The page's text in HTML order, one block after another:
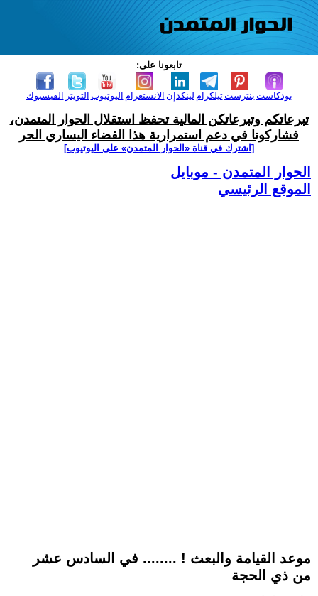
تابعونا على:
الفيسبوك التويتر اليوتيوب الانستغرام لينكدإن تيلكرامبنترست بودكاست
تبرعاتكم وتبرعاتكن المالية تحفظ استقلال الحوار المتمدن،
فشاركونا في دعم استمرارية هذا الفضاء اليساري الحر
[اشترك في قناة ‫«الحوار المتمدن» على اليوتيوب]
الحوار المتمدن - موبايل
الموقع الرئيسي
موعد القيامة والبعث ! ........ في السادس عشر
من ذي الحجة